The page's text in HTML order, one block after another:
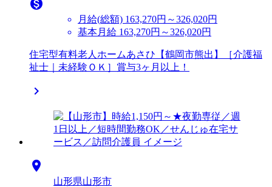

月給(総額) 163,270円～326,020円
基本月給 163,270円～326,020円
住宅型有料老人ホームあさひ【鶴岡市熊出】［介護福
祉士｜未経験ＯＫ］賞与3ヶ月以上！


山形県山形市